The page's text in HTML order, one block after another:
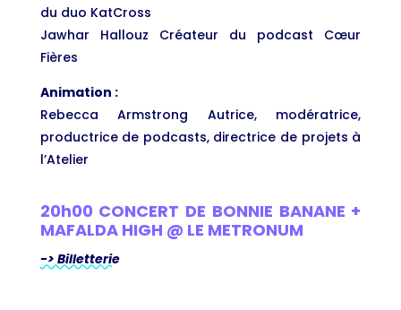
du duo KatCross
Jawhar Hallouz Créateur du podcast Cœur
Fières
Animation :
Rebecca Armstrong Autrice, modératrice,
productrice de podcasts, directrice de projets à
l’Atelier
20h00 CONCERT DE BONNIE BANANE +
MAFALDA HIGH @ LE METRONUM
-> Billetterie